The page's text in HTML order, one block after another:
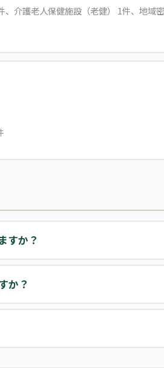
介護老人保健施設（老健） 1件、地域
すか？
か？